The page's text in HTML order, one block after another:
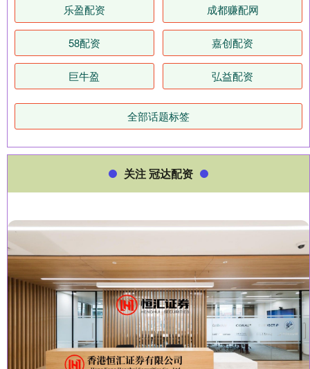
乐盈配资 成都赚配网
58配资 嘉创配资
巨牛盈 弘益配资
全部话题标签
关注 冠达配资